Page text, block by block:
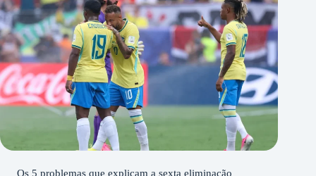
Os 5 problemas que explicam a sexta eliminação